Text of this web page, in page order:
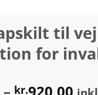
til
for
kr.